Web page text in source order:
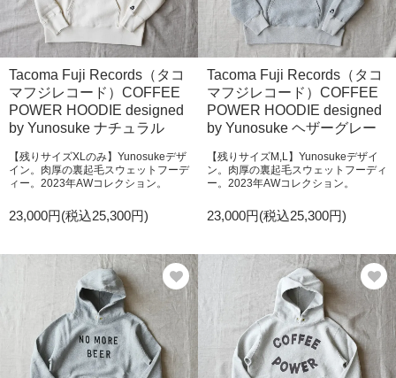
Tacoma Fuji Records（タコ
マフジレコード）COFFEE
POWER HOODIE designed
by Yunosuke ナチュラル
【残りサイズXLのみ】Yunosukeデザ
イン。肉厚の裏起毛スウェットフーデ
ィー。2023年AWコレクション。
23,000円(税込25,300円)
Tacoma Fuji Records（タコ
マフジレコード）COFFEE
POWER HOODIE designed
by Yunosuke ヘザーグレー
【残りサイズM,L】Yunosukeデザイ
ン。肉厚の裏起毛スウェットフーディ
ー。2023年AWコレクション。
23,000円(税込25,300円)